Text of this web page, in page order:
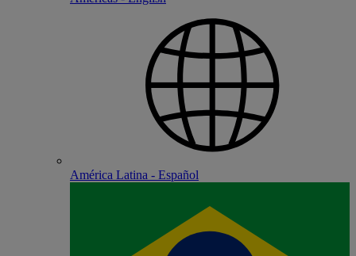
América Latina - Español